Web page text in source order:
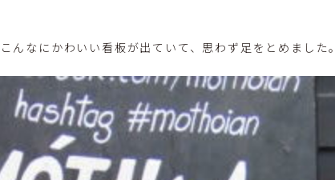
なにかわいい看板が出ていて、思わず足をとめました。